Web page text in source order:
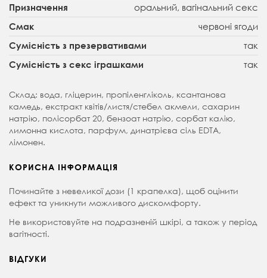
Призначення оральний, вагінальний секс
Смак червоні ягоди
Сумісність з презервативами так
Сумісність з секс іграшками так
Склад: вода, гліцерин, пропіленгліколь, ксантанова
камедь, екстракт квітів/листя/стебел акмели, сахарин
натрію, полісорбат 20, бензоат натрію, сорбат калію,
лимонна кислота, парфум, динатрієва сіль EDTA,
лімонен.
КОРИСНА ІНФОРМАЦІЯ
Починайте з невеликої дози (1 крапелка), щоб оцінити
ефект та уникнути можливого дискомфорту.
Не використовуйте на подразненій шкірі, а також у період
вагітності.
ВІДГУКИ